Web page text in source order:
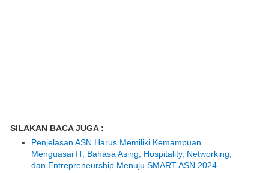
SILAKAN BACA JUGA :
Penjelasan ASN Harus Memiliki Kemampuan
Menguasai IT, Bahasa Asing, Hospitality, Networking,
dan Entrepreneurship Menuju SMART ASN 2024